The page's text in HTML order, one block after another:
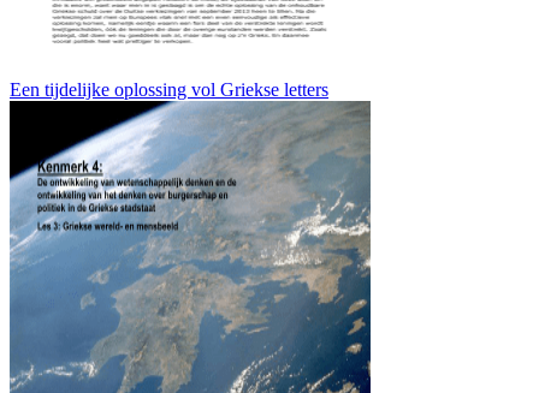
Een tijdelijke oplossing vol Griekse letters